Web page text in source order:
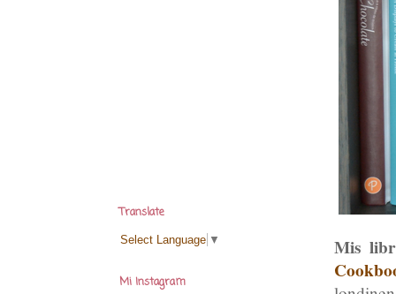
Mis
Translate
Select Language ▼
Mi Instagram